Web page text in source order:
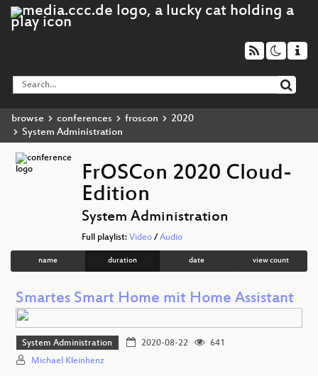
browse conferences froscon
2020
System Administration
FrOSCon 2020 Cloud-
Edition
System Administration
Full playlist: Video/ Audio
name duration date view count
Smartes Smart Home mit Home Assistant
System Administration 2020-08-22
641
Michael Kleinhenz